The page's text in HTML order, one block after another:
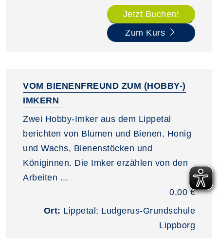
Jetzt Buchen!
Zum Kurs
VOM BIENENFREUND ZUM (HOBBY-)
IMKERN
Zwei Hobby-Imker aus dem Lippetal
berichten von Blumen und Bienen, Honig
und Wachs, Bienenstöcken und
Königinnen. Die Imker erzählen von den
Arbeiten ...
0,00 €
Ort: Lippetal; Ludgerus-Grundschule
Lippborg